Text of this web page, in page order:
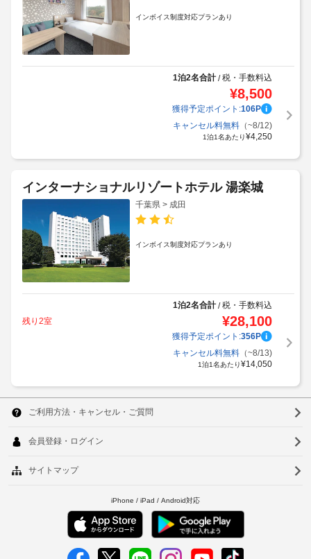
インボイス制度対応プランあり
1泊2名合計/税・手数料込
¥8,500
獲得予定ポイント:106P
キャンセル料無料（~8/12)
1泊1名あたり¥4,250
インターナショナルリゾートホテル 湯楽城
千葉県 > 成田
インボイス制度対応プランあり
1泊2名合計/税・手数料込
残り2室
¥28,100
獲得予定ポイント:356P
キャンセル料無料（~8/13)
1泊1名あたり¥14,050